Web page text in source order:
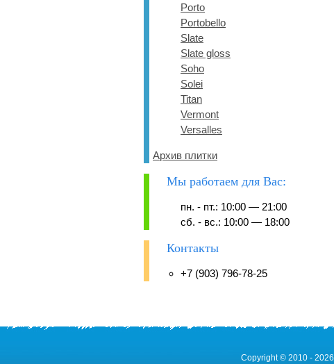
Porto
Portobello
Slate
Slate gloss
Soho
Solei
Titan
Vermont
Versalles
Архив плитки
Мы работаем для Вас:
пн. - пт.: 10:00 — 21:00
сб. - вс.: 10:00 — 18:00
Контакты
+7 (903) 796-78-25
Copyright © 2010 - 2026